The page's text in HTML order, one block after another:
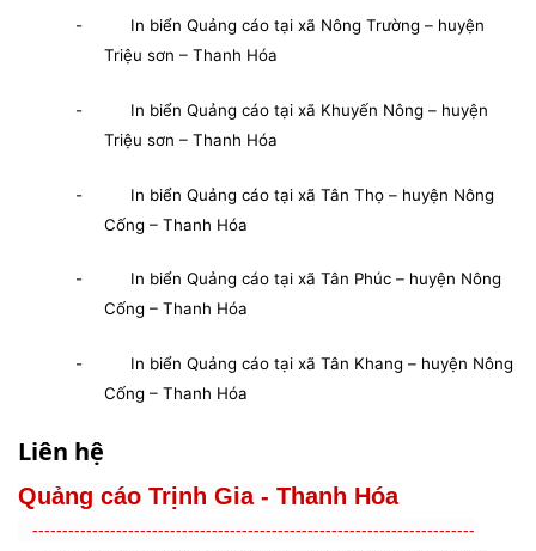
- In biển Quảng cáo tại xã Nông Trường – huyện
Triệu sơn – Thanh Hóa
- In biển Quảng cáo tại xã Khuyến Nông – huyện
Triệu sơn – Thanh Hóa
- In biển Quảng cáo tại xã Tân Thọ – huyện Nông
Cống – Thanh Hóa
- In biển Quảng cáo tại xã Tân Phúc – huyện Nông
Cống – Thanh Hóa
- In biển Quảng cáo tại xã Tân Khang – huyện Nông
Cống – Thanh Hóa
Liên hệ
Quảng cáo Trịnh Gia - Thanh Hóa
--------------------------------------------------------------------------